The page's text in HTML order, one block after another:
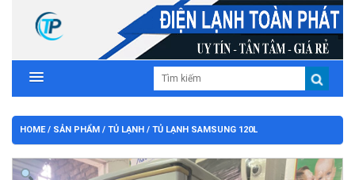
HOME/ SẢN PHẨM / TỦ LẠNH / TỦ LẠNH SAMSUNG 120L